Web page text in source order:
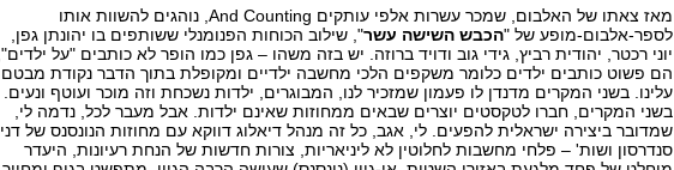
מאז צאתו של האלבום, שמכר עשרות אלפי עותקים And Counting, נוהגים להשוות אותו
לספר-אלבום-מופע של "הכבש השישה עשר", שילוב הכוחות הפנומנלי ששותפים בו יהונתן גפן,
יוני רכטר, יהודית רביץ, גידי גוב ודויד ברוזה. יש בזה משהו – גפן כמו הופר לא כותבים "על ילדים",
הם פשוט כותבים ילדים כלומר משקפים הלכי מחשבה ילדיים ומקופלת בתוך הדבר נקודת מבטם
עלינו. בשני המקרים מדנדן לו פעמון שמזכיר לנו, המבוגרים, ילדות נשכחת וזה מוכר ועוטף ונעים.
בשני המקרים, חברו לטקסטים יוצרים שבאים ממחוזות שאינם ילדות. אבל מעבר לכל, נדמה לי,
שמדובר ביצירה ישראלית להפעים. לי, אגב, כל זה מנהל דיאלוג דווקא עם מחוזות הנונסנס של דני
סנדרסון ושות' – פלחי מחשבות לחלוטין לא ליניאריות, צורות חדשות של הנחת רעיונות, היעדר